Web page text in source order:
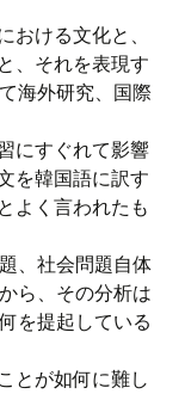
おける文化と、
、それを表現す
海外研究、国際
にすぐれて影響
を韓国語に訳す
よく言われたも
、社会問題自体
ら、その分析は
を提起している
とが如何に難し